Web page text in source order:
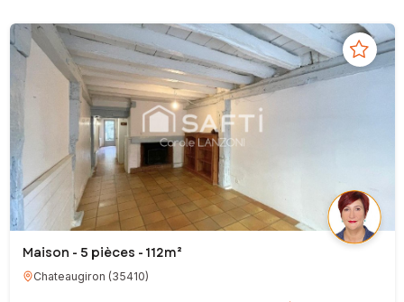
Maison - 5 pièces - 112m²
Chateaugiron (35410)